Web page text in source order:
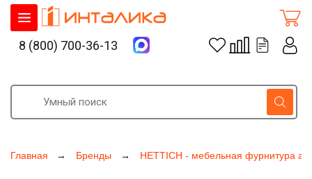
Главная Бренды HETTICH - мебельная фурнитура
8 (800) 700-36-13